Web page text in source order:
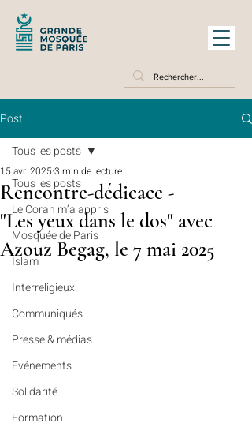
Post
Tous les posts
Le Coran m’a appris
Mosquée de Paris
Islam
Interreligieux
Communiqués
Presse & médias
Evénements
Solidarité
Formation
Tous les posts
Rencontre-dédicace -
"Les yeux dans le dos" avec
Azouz Begag, le 7 mai 2025
15 avr. 20253 min de lecture